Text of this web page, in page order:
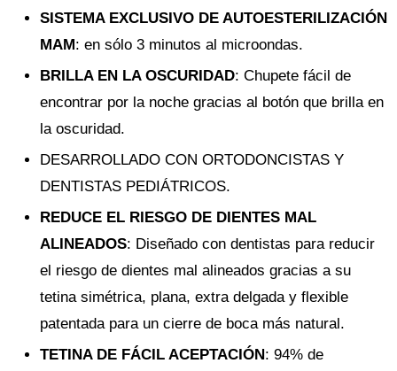
SISTEMA EXCLUSIVO DE AUTOESTERILIZACIÓN
MAM: en sólo 3 minutos al microondas.
BRILLA EN LA OSCURIDAD: Chupete fácil de
encontrar por la noche gracias al botón que brilla en
la oscuridad.
DESARROLLADO CON ORTODONCISTAS Y
DENTISTAS PEDIÁTRICOS.
REDUCE EL RIESGO DE DIENTES MAL
ALINEADOS: Diseñado con dentistas para reducir
el riesgo de dientes mal alineados gracias a su
tetina simétrica, plana, extra delgada y flexible
patentada para un cierre de boca más natural.
TETINA DE FÁCIL ACEPTACIÓN: 94% de